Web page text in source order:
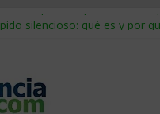
para empresas: cómo
forzoso en la cadena de
hispano de EE. UU.: